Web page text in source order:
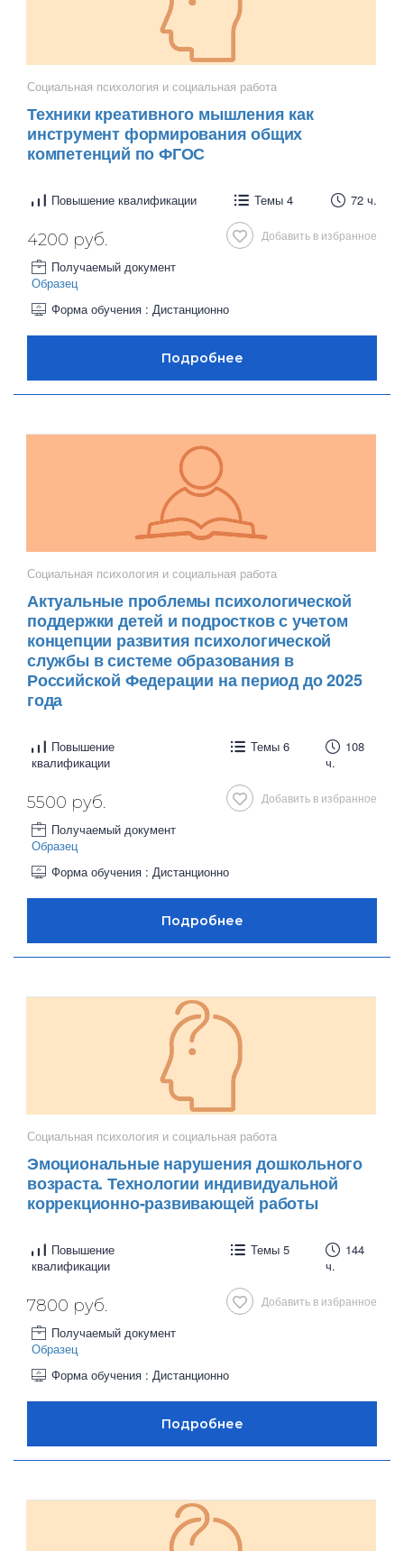
Социальная психология и социальная работа
Техники креативного мышления как
инструмент формирования общих
компетенций по ФГОС
Повышение квалификации Темы 4 72 ч.
Добавить в избранное
4200 руб.
Получаемый документ
Образец
Форма обучения : Дистанционно
Социальная психология и социальная работа
Актуальные проблемы психологической
поддержки детей и подростков с учетом
концепции развития психологической
службы в системе образования в
Российской Федерации на период до 2025
года
Повышение
квалификации
Темы 6
108
ч.
Добавить в избранное
5500 руб.
Получаемый документ
Образец
Форма обучения : Дистанционно
Социальная психология и социальная работа
Эмоциональные нарушения дошкольного
возраста. Технологии индивидуальной
коррекционно-развивающей работы
Повышение
квалификации
Темы 5
144
ч.
Добавить в избранное
7800 руб.
Получаемый документ
Образец
Форма обучения : Дистанционно